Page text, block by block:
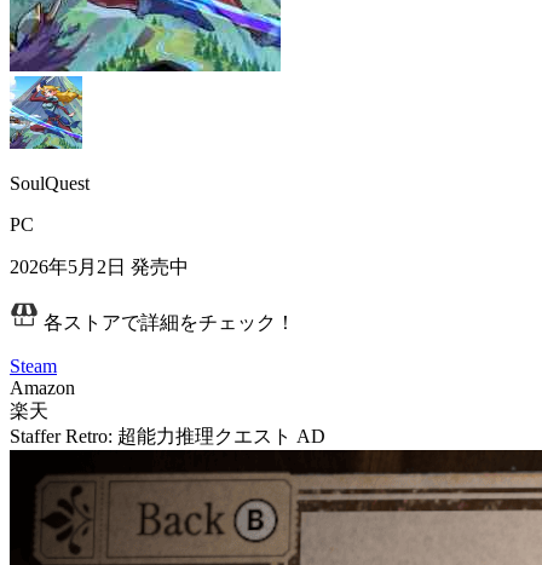
SoulQuest
PC
2026年5月2日 発売中
各ストアで詳細をチェック！
Steam
Amazon
楽天
Staffer Retro: 超能力推理クエスト AD